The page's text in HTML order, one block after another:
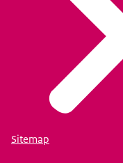
Sitemap